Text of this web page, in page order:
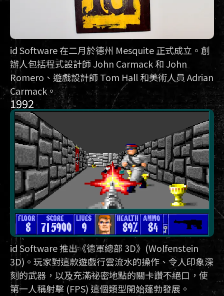
id Software 在二月於德州 Mesquite 正式成立。創
辦人包括程式設計師 John Carmack 和 John
Romero、遊戲設計師 Tom Hall 和美術人員 Adrian
Carmack。
1992
id Software 推出《德軍總部 3D》(Wolfenstein
3D)。玩家對這款遊戲行雲流水的操作、令人印象深
刻的武器，以及充滿祕密地點的關卡讚不絕口，使
第一人稱射擊 (FPS) 這個類型開始蓬勃發展。